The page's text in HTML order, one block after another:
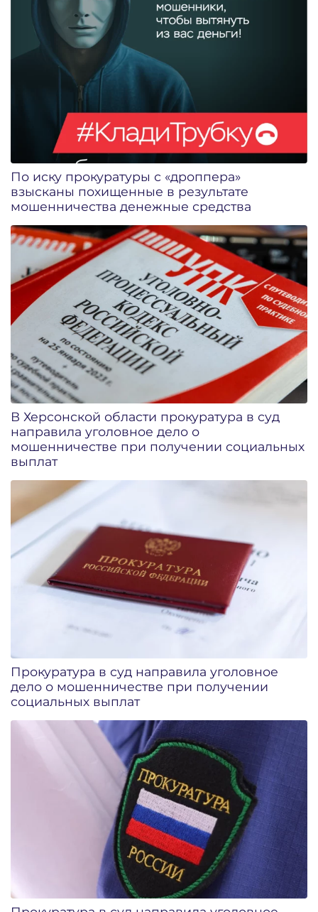
По иску прокуратуры с «дроппера»
взысканы похищенные в результате
мошенничества денежные средства
В Херсонской области прокуратура в суд
направила уголовное дело о
мошенничестве при получении социальных
выплат
Прокуратура в суд направила уголовное
дело о мошенничестве при получении
социальных выплат